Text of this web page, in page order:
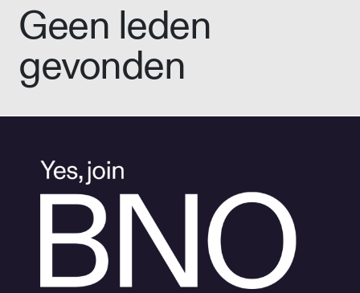
Geen leden
gevonden